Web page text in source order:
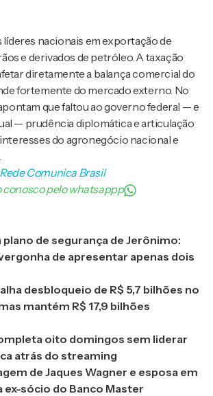
líderes nacionais em exportação de
e derivados de petróleo. A taxação
diretamente a balança comercial do
fortemente do mercado externo. No
que faltou ao governo federal — e
— prudência diplomática e articulação
do agronegócio nacional e
Rede Comunica Brasil
pelo whatsappp
de segurança de Jerônimo:
de apresentar apenas dois
desbloqueio de R$ 5,7 bilhões no
mantém R$ 17,9 bilhões
oito domingos sem liderar
atrás do streaming
de Jaques Wagner e esposa em
ex-sócio do Banco Master